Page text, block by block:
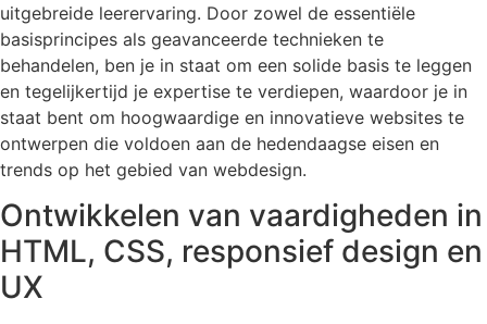
uitgebreide leerervaring. Door zowel de essentiële
basisprincipes als geavanceerde technieken te
behandelen, ben je in staat om een solide basis te leggen
en tegelijkertijd je expertise te verdiepen, waardoor je in
staat bent om hoogwaardige en innovatieve websites te
ontwerpen die voldoen aan de hedendaagse eisen en
trends op het gebied van webdesign.
Ontwikkelen van vaardigheden in
HTML, CSS, responsief design en
UX